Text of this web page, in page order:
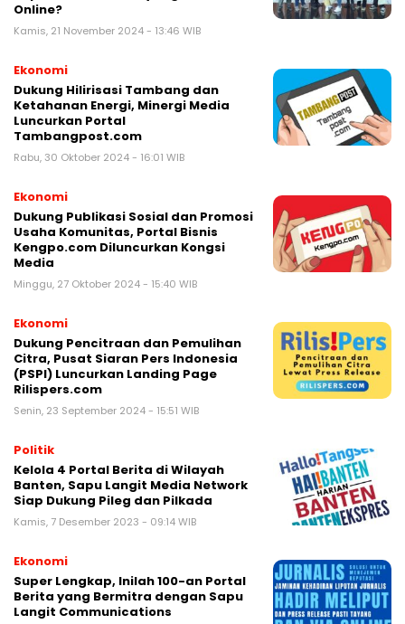
Online?
Kamis, 21 November 2024 - 13:46 WIB
Ekonomi
Dukung Hilirisasi Tambang dan
Ketahanan Energi, Minergi Media
Luncurkan Portal
Tambangpost.com
Rabu, 30 Oktober 2024 - 16:01 WIB
Ekonomi
Dukung Publikasi Sosial dan Promosi
Usaha Komunitas, Portal Bisnis
Kengpo.com Diluncurkan Kongsi
Media
Minggu, 27 Oktober 2024 - 15:40 WIB
Ekonomi
Dukung Pencitraan dan Pemulihan
Citra, Pusat Siaran Pers Indonesia
(PSPI) Luncurkan Landing Page
Rilispers.com
Senin, 23 September 2024 - 15:51 WIB
Politik
Kelola 4 Portal Berita di Wilayah
Banten, Sapu Langit Media Network
Siap Dukung Pileg dan Pilkada
Kamis, 7 Desember 2023 - 09:14 WIB
Ekonomi
Super Lengkap, Inilah 100-an Portal
Berita yang Bermitra dengan Sapu
Langit Communications